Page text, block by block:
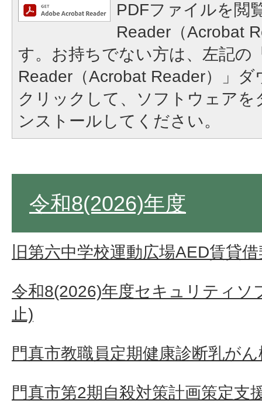
PDFファイルを閲
Reader（Acrobat
す。お持ちでない方は、左記の
Reader（Acrobat Reader）」
クリックして、ソフトウェア
ンストールしてください。
令和8(2026)年度
旧第六中学校運動広場AED賃貸
令和8(2026)年度セキュリティソ
止)
門真市教職員定期健康診断乳が
門真市第2期自殺対策計画策定支